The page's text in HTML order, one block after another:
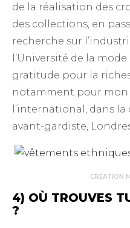
de la réalisation des
des collections, en
recherche sur
l’Université de la
gratitude pour la
notamment pour mon
l’international, dans
avant-gardiste,
CRÉATION
4) OÙ TROUVES
?